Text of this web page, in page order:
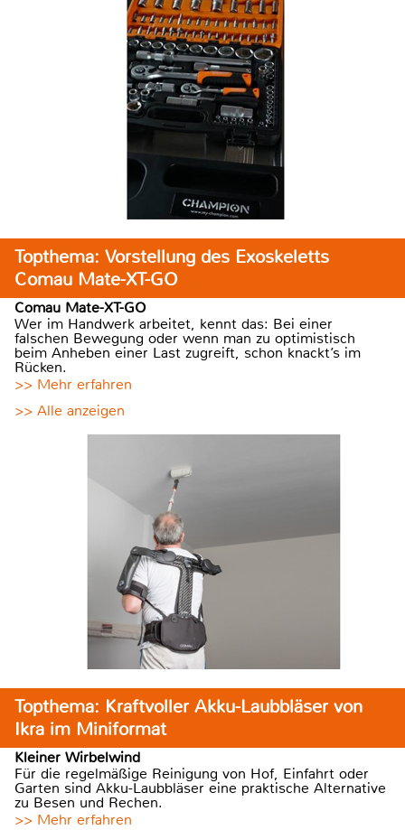
Topthema: Vorstellung des Exoskeletts
Comau Mate-XT-GO
Comau Mate-XT-GO
Wer im Handwerk arbeitet, kennt das: Bei einer
falschen Bewegung oder wenn man zu optimistisch
beim Anheben einer Last zugreift, schon knackt’s im
Rücken.
>> Mehr erfahren
>> Alle anzeigen
Topthema: Kraftvoller Akku-Laubbläser von
Ikra im Miniformat
Kleiner Wirbelwind
Für die regelmäßige Reinigung von Hof, Einfahrt oder
Garten sind Akku-Laubbläser eine praktische Alternative
zu Besen und Rechen.
>> Mehr erfahren